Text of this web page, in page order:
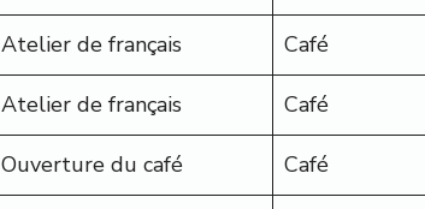
Atelier de français Café
Atelier de français Café
Ouverture du café Café